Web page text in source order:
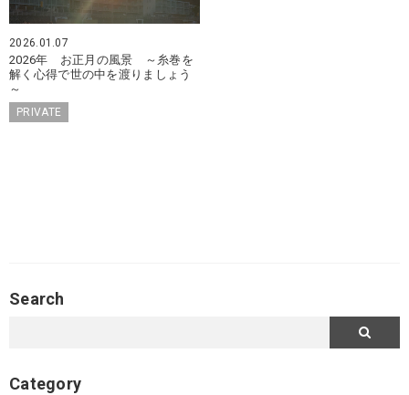
2026.01.07
2026年 お正月の風景 ～糸巻を
解く心得で世の中を渡りましょう
～
PRIVATE
Search
Category